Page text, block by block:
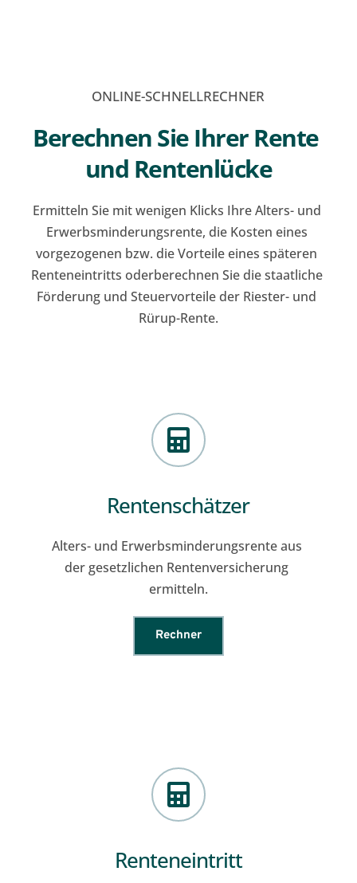
ONLINE-SCHNELLRECHNER
Berechnen Sie Ihrer Rente
und Rentenlücke
Ermitteln Sie mit wenigen Klicks Ihre Alters- und
Erwerbsminderungsrente, die Kosten eines
vorgezogenen bzw. die Vorteile eines späteren
Renteneintritts oderberechnen Sie die staatliche
Förderung und Steuervorteile der Riester- und
Rürup-Rente.
Rentenschätzer
Alters- und Erwerbsminderungsrente aus
der gesetzlichen Rentenversicherung
ermitteln.
Rechner
Renteneintritt